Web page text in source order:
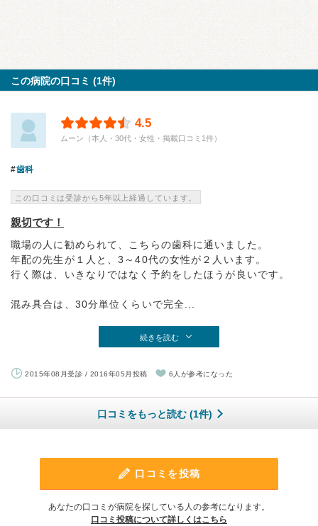
この病院の口コミ (1件)
4.5
ムーン（本人・30代・女性・掲載口コミ1件）
歯科
この口コミは受診から5年以上経過しています。
親切です！
職場の人に勧められて、こちらの歯科に通いました。
年配の先生が１人と、3～40代の女性が２人います。
行く際は、いきなりではなく予約をしたほうが良いです。
混み具合は、30分単位くらいで完全...
続きを読む
2015年08月受診 / 2016年05月投稿 6人が参考になった
口コミをもっと読む (1件)
口コミを投稿
あなたの口コミが病院を探している人の参考になります。
口コミ投稿について詳しくはこちら